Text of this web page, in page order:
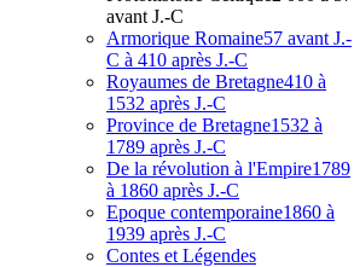
avant J.-C
Armorique Romaine57 avant J.-
C à 410 après J.-C
Royaumes de Bretagne410 à
1532 après J.-C
Province de Bretagne1532 à
1789 après J.-C
De la révolution à l'Empire1789
à 1860 après J.-C
Epoque contemporaine1860 à
1939 après J.-C
Contes et Légendes